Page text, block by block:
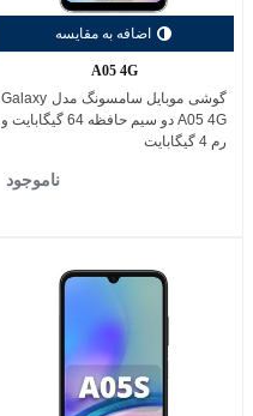
اضافه به مقایسه
A05 4G
گوشی موبایل سامسونگ مدل Galaxy
A05 4G دو سیم حافظه 64 گیگابایت و
رم 4 گیگابایت
ناموجود